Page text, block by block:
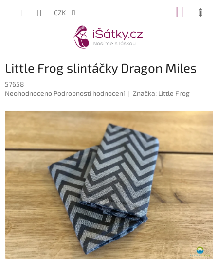
CZK
Little Frog slintáčky Dragon Miles
57658
Průměrné
produktu
0,0
5
Neohodnoceno Podrobnosti hodnocení Značka: Little Frog